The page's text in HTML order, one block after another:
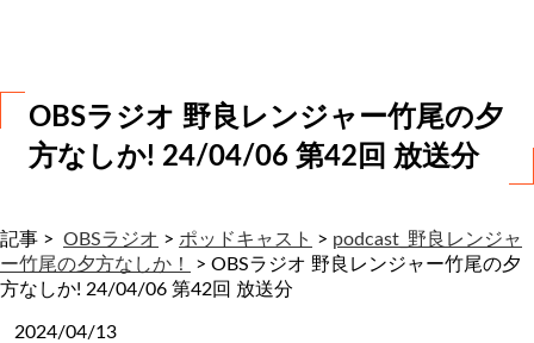
OBSラジオ 野良レンジャー竹尾の夕
方なしか! 24/04/06 第42回 放送分
記事 > OBSラジオ > ポッドキャスト > podcast_野良レンジャ
ー竹尾の夕方なしか！
> OBSラジオ 野良レンジャー竹尾の夕
方なしか! 24/04/06 第42回 放送分
2024/04/13